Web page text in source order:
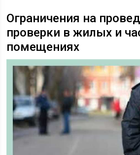
Ограничения на
проверки в жилых и
помещениях